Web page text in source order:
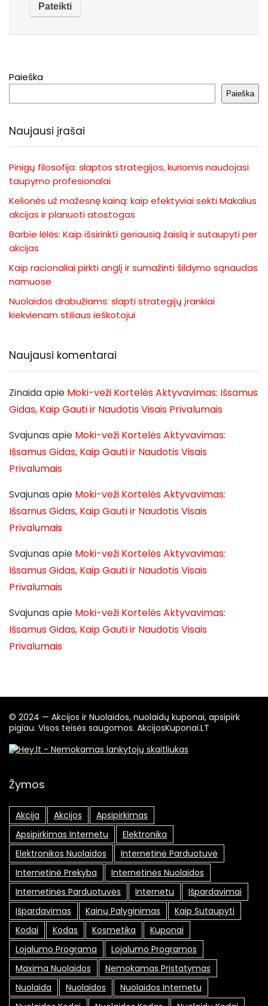
Paieška
Paieška
Naujausi įrašai
Pinigų filosofija: slaptos strategijos, kuriomis naudojasi
taupymo profesionalai
Kelionės už mažesnę kainą: kaip efektyviai sekti Makalius
akcijas ir planuoti atostogas
Barbie lėlės: Kaip išsirinkti geriausią žaislą ir sutaupyti per
akcijas
Kaip racionaliai pirkti anglį ir sumažinti šildymo sąnaudas
namuose
Nuolaidos drabužiams: slapti strategijų įrankiai
kiekvienam stiliaus ieškotojui
Naujausi komentarai
Zinaidaapie Moki-veži Kortelės Aktyvavimas: Išsamus
Gidas, Kaip Gauti ir Naudotis Visais Privalumais
Svajunas apie Moki-veži Kortelės Aktyvavimas:
Išsamus Gidas, Kaip Gauti ir Naudotis Visais
Privalumais
Svajunas apie Moki-veži Kortelės Aktyvavimas:
Išsamus Gidas, Kaip Gauti ir Naudotis Visais
Privalumais
Svajunas apie Moki-veži Kortelės Aktyvavimas:
Išsamus Gidas, Kaip Gauti ir Naudotis Visais
Privalumais
Svajunas apie Moki-veži Kortelės Aktyvavimas:
Išsamus Gidas, Kaip Gauti ir Naudotis Visais
Privalumais
© 2024 — Akcijos ir Nuolaidos, nuolaidų kuponai, apsipirk
pigiau. Visos teisės saugomos. AkcijosKuponai.LT
Žymos
Akcija Akcijos
Apsipirkimas
Apsipirkimas Internetu
Elektronika
Elektronikos Nuolaidos
Internetinė Parduotuvė
Internetinė Prekyba
Internetinės Nuolaidos
Internetinės Parduotuvės
Internetu
Išpardavimai
Išpardavimas
Kainų Palyginimas
Kaip Sutaupyti
Kodai
Kodas Kosmetika
Kuponai
Lojalumo Programa
Lojalumo Programos
Maxima Nuolaidos
Nemokamas Pristatymas
Nuolaida
Nuolaidos
Nuolaidos Internetu